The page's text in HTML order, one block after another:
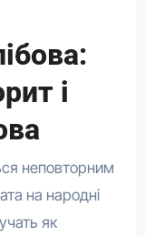
і
неповторним
на народні
як